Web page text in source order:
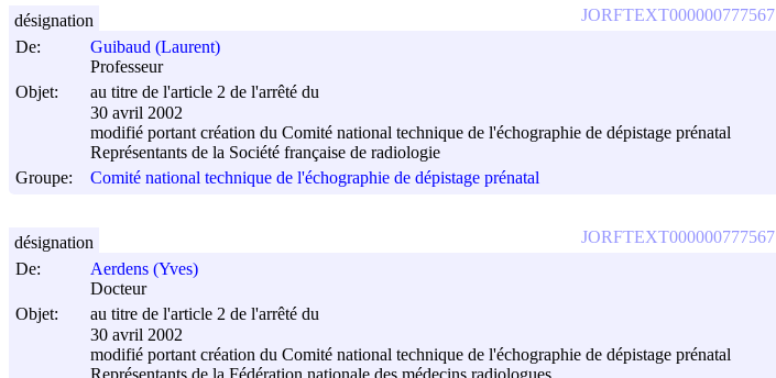
De:
Guibaud (Laurent)
Professeur
Objet:
au titre de l'article 2 de l'arrêté du
30 avril 2002
modifié portant création du Comité national technique de l'échographie de dépistage prénatal
Représentants de la Société française de radiologie
Groupe:
Comité national technique de l'échographie de dépistage prénatal
JORFTEXT000000777567
désignation
De:
Aerdens (Yves)
Docteur
Objet:
au titre de l'article 2 de l'arrêté du
30 avril 2002
modifié portant création du Comité national technique de l'échographie de dépistage prénatal
JORFTEXT000000777567
désignation